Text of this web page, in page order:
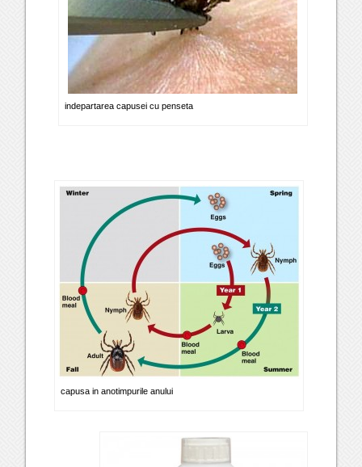
indepartarea capusei cu penseta
capusa in anotimpurile anului